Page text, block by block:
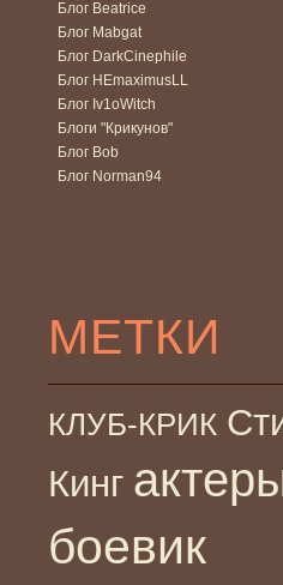
Блог Beatrice
Блог Mabgat
Блог DarkCinephile
Блог HEmaximusLL
Блог Iv1oWitch
Блоги "Крикунов"
Блог Bob
Блог Norman94
МЕТКИ
КЛУБ-КРИК
Кинг
боевик